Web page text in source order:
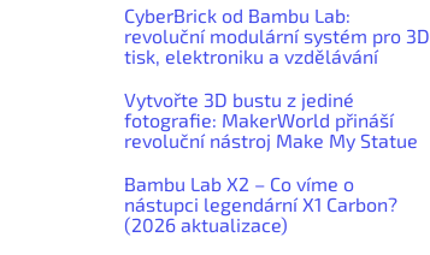
CyberBrick od Bambu Lab:
revoluční modulární systém pro 3D
tisk, elektroniku a vzdělávání
Vytvořte 3D bustu z jediné
fotografie: MakerWorld přináší
revoluční nástroj Make My Statue
Bambu Lab X2 – Co víme o
nástupci legendární X1 Carbon?
(2026 aktualizace)